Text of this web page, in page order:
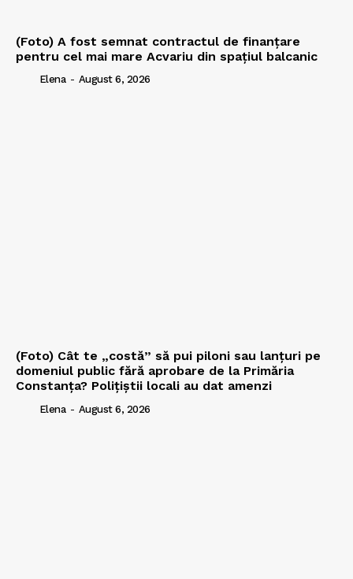
(Foto) A fost semnat contractul de finanțare
pentru cel mai mare Acvariu din spațiul balcanic
Elena - August 6, 2026
(Foto) Cât te „costă” să pui piloni sau lanțuri pe
domeniul public fără aprobare de la Primăria
Constanța? Polițiștii locali au dat amenzi
Elena - August 6, 2026